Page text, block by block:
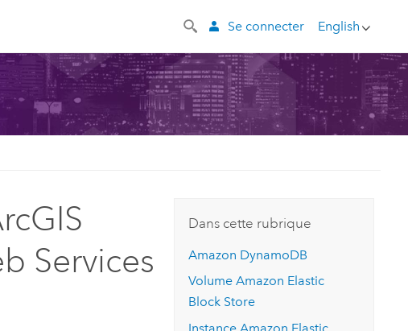
English
Se connecter
Services
Dans cette rubrique
Amazon DynamoDB
VolumeAmazon Elastic
Block Store